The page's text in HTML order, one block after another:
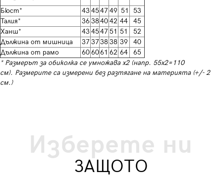
Бюст* 43 4547 49 51
53
Талия*
36 384042 44
45
Ханш*
43 4547 51 51
52
Дължина от мишница
37 373838 39
40
Дължина от рамо
60 6061 62 64
65
* Размерът за обиколка се умножава х2 (напр. 55х2=110
см). Размерите са измерени без разтягане на материята (+/- 2
см.)
Изберете ни
ЗАЩОТО